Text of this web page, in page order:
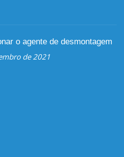
o agente de desmontagem
de 2021